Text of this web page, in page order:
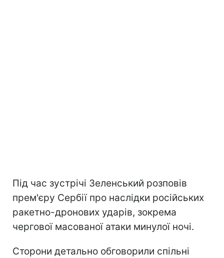
Під час зустрічі Зеленський розповів
прем'єру Сербії про наслідки російських
ракетно-дронових ударів, зокрема
чергової масованої атаки минулої ночі.
Сторони детально обговорили спільні